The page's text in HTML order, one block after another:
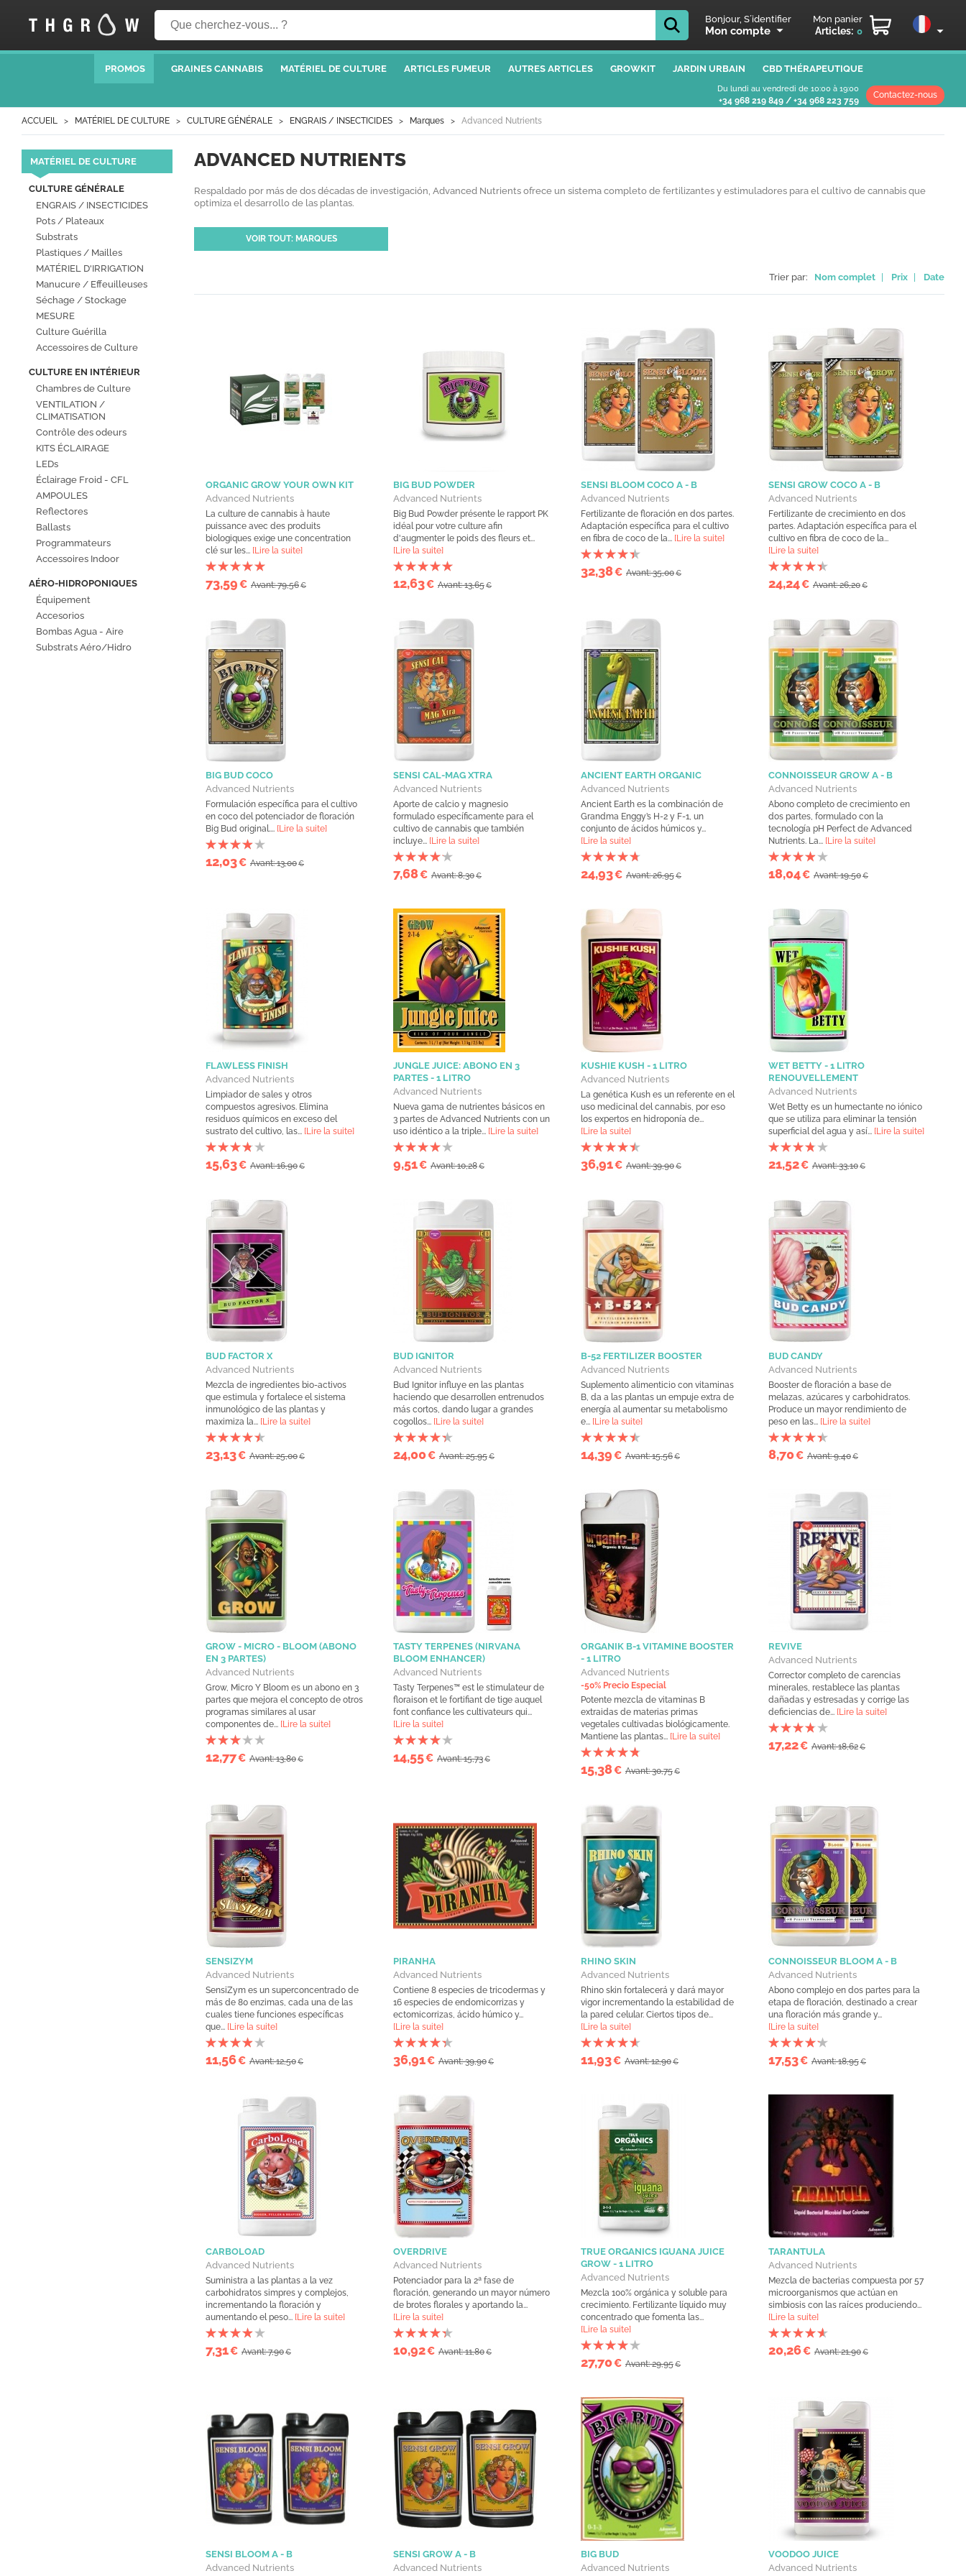
Bonjour, S´identifier
Mon compte
Mon panier
Articles: 0
PROMOS GRAINES CANNABIS MATÉRIEL DE CULTURE ARTICLES FUMEUR AUTRES ARTICLES GROWKIT JARDIN URBAIN CBD THÉRAPEUTIQUE
Du lundi au vendredi de 10:00 à 19:00
+34 968 219 849 / +34 968 223 759
Contactez-nous
ACCUEIL MATÉRIEL DE CULTURE CULTURE GÉNÉRALE ENGRAIS / INSECTICIDES Marques Advanced Nutrients
MATÉRIEL DE CULTURE
CULTURE GÉNÉRALE
ENGRAIS / INSECTICIDES
Pots / Plateaux
Substrats
Plastiques / Mailles
MATÉRIEL D'IRRIGATION
Manucure / Effeuilleuses
Séchage / Stockage
MESURE
Culture Guérilla
Accessoires de Culture
CULTURE EN INTÉRIEUR
Chambres de Culture
VENTILATION /
CLIMATISATION
Contrôle des odeurs
KITS ÉCLAIRAGE
LEDs
Éclairage Froid - CFL
AMPOULES
Reflectores
Ballasts
Programmateurs
Accessoires Indoor
AÉRO-HIDROPONIQUES
Équipement
Accesorios
Bombas Agua - Aire
Substrats Aéro/Hidro
ADVANCED NUTRIENTS
Respaldado por más de dos décadas de investigación, Advanced Nutrients ofrece un sistema completo de fertilizantes y estimuladores para el cultivo de cannabis que
optimiza el desarrollo de las plantas.
VOIR TOUT: MARQUES
Trier par: Nom complet Prix Date
ORGANIC GROW YOUR OWN KIT
Advanced Nutrients
La culture de cannabis à haute
puissance avec des produits
biologiques exige une concentration
clé sur les... [Lire la suite]
73,59€ Avant: 79,56€
BIG BUD POWDER
Advanced Nutrients
Big Bud Powder présente le rapport PK
idéal pour votre culture afin
d'augmenter le poids des fleurs et...
[Lire la suite]
12,63€ Avant: 13,65€
SENSI BLOOM COCO A - B
Advanced Nutrients
Fertilizante de floración en dos partes.
Adaptación específica para el cultivo
en fibra de coco de la... [Lire la suite]
32,38€ Avant: 35,00€
SENSI GROW COCO A - B
Advanced Nutrients
Fertilizante de crecimiento en dos
partes. Adaptación específica para el
cultivo en fibra de coco de la...
[Lire la suite]
24,24€ Avant: 26,20€
BIG BUD COCO
Advanced Nutrients
Formulación específica para el cultivo
en coco del potenciador de floración
Big Bud original.... [Lire la suite]
12,03€ Avant: 13,00€
SENSI CAL-MAG XTRA
Advanced Nutrients
Aporte de calcio y magnesio
formulado específicamente para el
cultivo de cannabis que también
incluye... [Lire la suite]
7,68€ Avant: 8,30€
ANCIENT EARTH ORGANIC
Advanced Nutrients
Ancient Earth es la combinación de
Grandma Enggy’s H-2 y F-1, un
conjunto de ácidos húmicos y...
[Lire la suite]
24,93€ Avant: 26,95€
CONNOISSEUR GROW A - B
Advanced Nutrients
Abono completo de crecimiento en
dos partes, formulado con la
tecnología pH Perfect de Advanced
Nutrients. La... [Lire la suite]
18,04€ Avant: 19,50€
FLAWLESS FINISH
Advanced Nutrients
Limpiador de sales y otros
compuestos agresivos. Elimina
residuos químicos en exceso del
sustrato del cultivo, las... [Lire la suite]
15,63€ Avant: 16,90€
JUNGLE JUICE: ABONO EN 3
PARTES - 1 LITRO
Advanced Nutrients
Nueva gama de nutrientes básicos en
3 partes de Advanced Nutrients con un
uso idéntico a la triple... [Lire la suite]
9,51€ Avant: 10,28€
KUSHIE KUSH - 1 LITRO
Advanced Nutrients
La genética Kush es un referente en el
uso medicinal del cannabis, por eso
los expertos en hidroponía de...
[Lire la suite]
36,91€ Avant: 39,90€
WET BETTY - 1 LITRO
RENOUVELLEMENT
Advanced Nutrients
Wet Betty es un humectante no iónico
que se utiliza para eliminar la tensión
superficial del agua y así... [Lire la suite]
21,52€ Avant: 33,10€
BUD FACTOR X
Advanced Nutrients
Mezcla de ingredientes bio-activos
que estimula y fortalece el sistema
inmunológico de las plantas y
maximiza la... [Lire la suite]
23,13€ Avant: 25,00€
BUD IGNITOR
Advanced Nutrients
Bud Ignitor influye en las plantas
haciendo que desarrollen entrenudos
más cortos, dando lugar a grandes
cogollos... [Lire la suite]
24,00€ Avant: 25,95€
B-52 FERTILIZER BOOSTER
Advanced Nutrients
Suplemento alimenticio con vitaminas
B, da a las plantas un empuje extra de
energía al aumentar su metabolismo
e... [Lire la suite]
14,39€ Avant: 15,56€
BUD CANDY
Advanced Nutrients
Booster de floración a base de
melazas, azúcares y carbohidratos.
Produce un mayor rendimiento de
peso en las... [Lire la suite]
8,70€ Avant: 9,40€
GROW - MICRO - BLOOM (ABONO
EN 3 PARTES)
Advanced Nutrients
Grow, Micro Y Bloom es un abono en 3
partes que mejora el concepto de otros
programas similares al usar
componentes de... [Lire la suite]
12,77€ Avant: 13,80€
TASTY TERPENES (NIRVANA
BLOOM ENHANCER)
Advanced Nutrients
Tasty Terpenes™ est le stimulateur de
floraison et le fortifiant de tige auquel
font confiance les cultivateurs qui...
[Lire la suite]
14,55€ Avant: 15,73€
ORGANIK B-1 VITAMINE BOOSTER
- 1 LITRO
Advanced Nutrients
-50% Precio Especial
Potente mezcla de vitaminas B
extraidas de materias primas
vegetales cultivadas biológicamente.
Mantiene las plantas... [Lire la suite]
15,38€ Avant: 30,75€
REVIVE
Advanced Nutrients
Corrector completo de carencias
minerales, restablece las plantas
dañadas y estresadas y corrige las
deficiencias de... [Lire la suite]
17,22€ Avant: 18,62€
SENSIZYM
Advanced Nutrients
SensiZym es un superconcentrado de
más de 80 enzimas, cada una de las
cuales tiene funciones específicas
que... [Lire la suite]
11,56€ Avant: 12,50€
PIRANHA
Advanced Nutrients
Contiene 8 especies de tricodermas y
16 especies de endomicorrizas y
ectomicorrizas, ácido húmico y...
[Lire la suite]
36,91€ Avant: 39,90€
RHINO SKIN
Advanced Nutrients
Rhino skin fortalecerá y dará mayor
vigor incrementando la estabilidad de
la pared celular. Ciertos tipos de...
[Lire la suite]
11,93€ Avant: 12,90€
CONNOISSEUR BLOOM A - B
Advanced Nutrients
Abono complejo en dos partes para la
etapa de floración, destinado a crear
una floración más grande y...
[Lire la suite]
17,53€ Avant: 18,95€
CARBOLOAD
Advanced Nutrients
Suministra a las plantas a la vez
carbohidratos simpres y complejos,
incrementando la floración y
aumentando el peso... [Lire la suite]
7,31€ Avant: 7,90€
OVERDRIVE
Advanced Nutrients
Potenciador para la 2ª fase de
floración, generando un mayor número
de brotes florales y aportando la...
[Lire la suite]
10,92€ Avant: 11,80€
TRUE ORGANICS IGUANA JUICE
GROW - 1 LITRO
Advanced Nutrients
Mezcla 100% orgánica y soluble para
crecimiento. Fertilizante líquido muy
concentrado que fomenta las...
[Lire la suite]
27,70€ Avant: 29,95€
TARANTULA
Advanced Nutrients
Mezcla de bacterias compuesta por 57
microorganismos que actúan en
simbiosis con las raíces produciendo...
[Lire la suite]
20,26€ Avant: 21,90€
SENSI BLOOM A - B
Advanced Nutrients
SENSI GROW A - B
Advanced Nutrients
BIG BUD
Advanced Nutrients
VOODOO JUICE
Advanced Nutrients